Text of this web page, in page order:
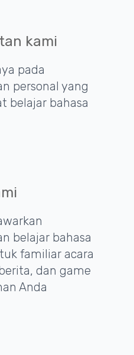
kami
pada
personal yang
belajar bahasa
belajar bahasa
familiar acara
dan game
Anda